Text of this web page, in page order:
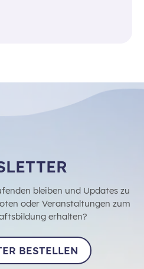
bleiben und Updates zu
oder Veranstaltungen zum
erhalten?
BESTELLEN